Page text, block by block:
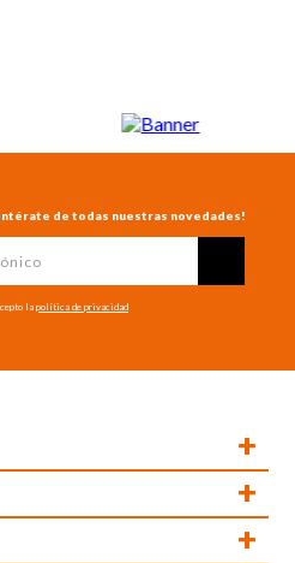
de todas nuestras novedades!
lapolítica de privacidad
+
+
+